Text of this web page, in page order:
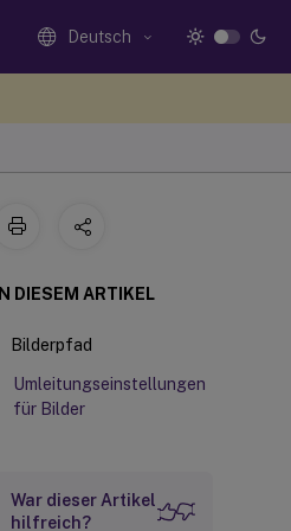
Deutsch
IN DIESEM ARTIKEL
Bilderpfad
Umleitungseinstellungen
für Bilder
War dieser Artikel
hilfreich?